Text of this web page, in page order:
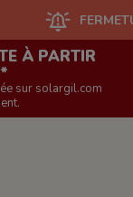
FERMETURE
À PARTIR
sur solargil.com